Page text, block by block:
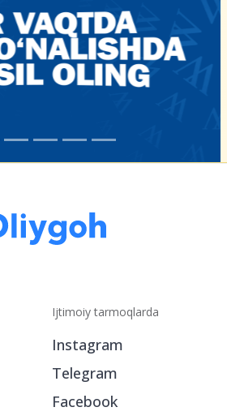
Ijtimoiy tarmoqlarda
Instagram
Telegram
Facebook